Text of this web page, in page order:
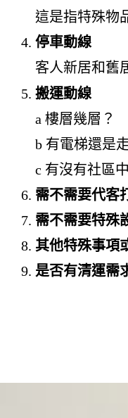
這是指特殊物
停車動線
客人新居和舊
搬運動線
a 樓層幾層？
b 有電梯還是
c 有沒有社區
需不需要代客
需不需要特殊
其他特殊事項
是否有清運需